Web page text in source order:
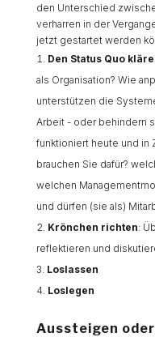
den Unterschied
verharren in der
jetzt gestartet werden
Den Status Quo
als Organisation? Wie
unterstützen die
Arbeit - oder behindern
funktioniert heute und in
brauchen Sie dafür?
welchen
und dürfen (sie als)
Krönchen richten:
reflektieren und
Loslassen
Loslegen
Aussteigen